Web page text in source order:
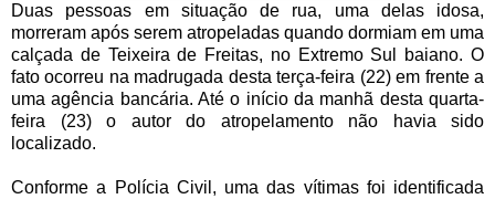
Duas pessoas em situação de rua, uma delas idosa,
morreram após serem atropeladas quando dormiam em uma
calçada de Teixeira de Freitas, no Extremo Sul baiano. O
fato ocorreu na madrugada desta terça-feira (22) em frente a
uma agência bancária. Até o início da manhã desta quarta-
feira (23) o autor do atropelamento não havia sido
localizado.
Conforme a Polícia Civil, uma das vítimas foi identificada